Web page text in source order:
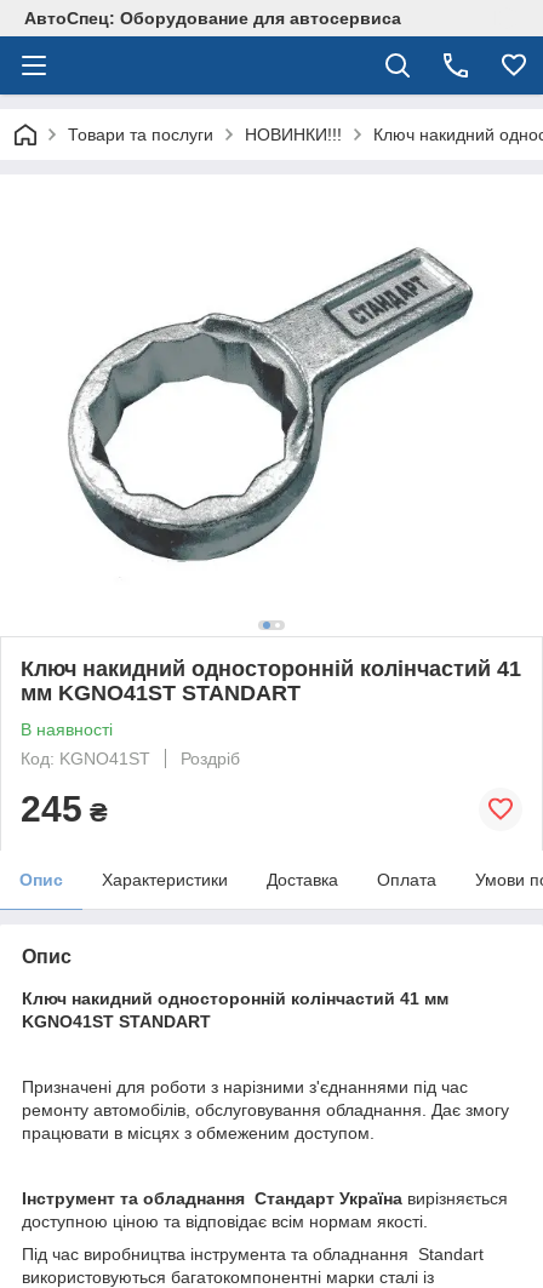
АвтоСпец: Оборудование для автосервиса
Товари та послуги НОВИНКИ!!! Ключ накидний
Ключ накидний односторонній колінчастий 41
мм KGNO41ST STANDART
В наявності
Код: KGNO41ST
Роздріб
245 ₴
Опис Характеристики Доставка Оплата Умови
Опис
Ключ накидний односторонній колінчастий 41 мм
KGNO41ST STANDART
Призначені для роботи з нарізними з'єднаннями під час
ремонту автомобілів, обслуговування обладнання. Дає змогу
працювати в місцях з обмеженим доступом.
Інструмент та обладнання Стандарт Україна вирізняється
доступною ціною та відповідає всім нормам якості.
Під час виробництва інструмента та обладнання Standart
використовуються багатокомпонентні марки сталі із